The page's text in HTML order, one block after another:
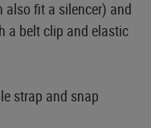
also fit a silencer) and
a belt clip and elastic
strap and snap